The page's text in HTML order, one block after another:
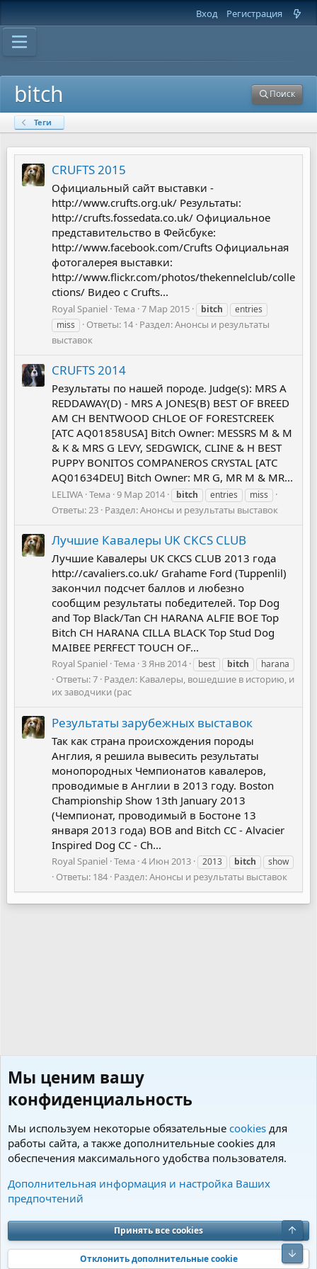
Вход Регистрация
bitch Поиск
Теги
CRUFTS 2015
Официальный сайт выставки -
http://www.crufts.org.uk/ Результаты:
http://crufts.fossedata.co.uk/ Официальное
представительство в Фейсбуке:
http://www.facebook.com/Crufts Официальная
фотогалерея выставки:
http://www.flickr.com/photos/thekennelclub/colle
ctions/ Видео с Сrufts...
Royal Spaniel Тема 7 Мар 2015 bitch
entries
miss
Ответы: 14 Раздел:Анонсы и результаты
выставок
CRUFTS 2014
Результаты по нашей породе. Judge(s): MRS A
REDDAWAY(D) - MRS A JONES(B) BEST OF BREED
AM CH BENTWOOD CHLOE OF FORESTCREEK
[ATC AQ01858USA] Bitch Owner: MESSRS M & M
& K & MRS G LEVY, SEDGWICK, CLINE & H BEST
PUPPY BONITOS COMPANEROS CRYSTAL [ATC
AQ01634DEU] Bitch Owner: MR G, MR M & MR...
LELIWA Тема 9 Мар 2014 bitch entries miss
Ответы: 23 Раздел:Анонсы и результаты выставок
Лучшие Кавалеры UK CKCS CLUB
Лучшие Кавалеры UK CKCS CLUB 2013 года
http://cavaliers.co.uk/ Grahame Ford (Tuppenlil)
закончил подсчет баллов и любезно
сообщим результаты победителей. Top Dog
and Top Black/Tan CH HARANA ALFIE BOE Top
Bitch CH HARANA CILLA BLACK Top Stud Dog
MAIBEE PERFECT TOUCH OF...
Royal Spaniel Тема 3 Янв 2014 best bitch harana
Ответы: 7 Раздел: Кавалеры, вошедшие в историю, и
их заводчики (рас
Результаты зарубежных выставок
Так как страна происхождения породы
Англия, я решила вывесить результаты
монопородных Чемпионатов кавалеров,
проводимые в Англии в 2013 году. Boston
Championship Show 13th January 2013
(Чемпионат, проводимый в Бостоне 13
января 2013 года) BOB and Bitch CC - Alvacier
Inspired Dog CC - Ch...
Royal Spaniel Тема 4 Июн 2013 2013 bitch show
Ответы: 184 Раздел:Анонсы и результаты выставок
Теги
Cookies Charm by DCom
Обратная связь
Условия и правила
Политика конфиденциальности
Помощь
S
S
Community platform by XenForo® © 2010-2026 XenForo Ltd. Перевод от
Мы ценим вашу
конфиденциальность
Мы используем некоторые обязательные cookies для
работы сайта, а также дополнительные cookies для
обеспечения максимального удобства пользователя.
Дополнительная информация и настройка Ваших
предпочтений
Принять все cookies
Отклонить дополнительные cookie
Верх
Низ